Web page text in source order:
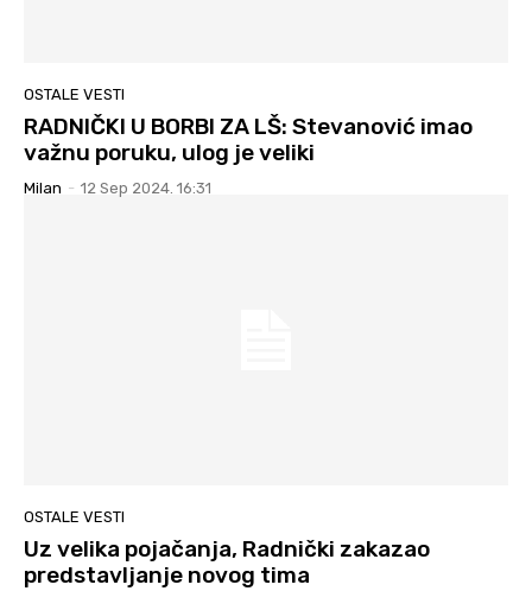
OSTALE VESTI
RADNIČKI U BORBI ZA LŠ: Stevanović imao
važnu poruku, ulog je veliki
Milan - 12 Sep 2024. 16:31
OSTALE VESTI
Uz velika pojačanja, Radnički zakazao
predstavljanje novog tima